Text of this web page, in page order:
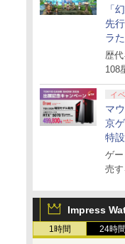
「
先
ラ
シ
歴
108
イ
マ
京
特
ゲ
売
Impress
1時間 24時間